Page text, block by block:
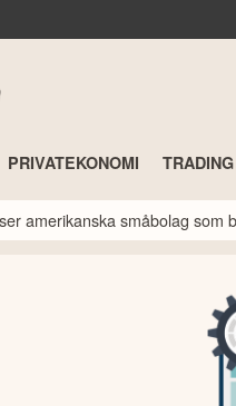
PRIVATEKONOMI TRADING
amerikanska småbolag som